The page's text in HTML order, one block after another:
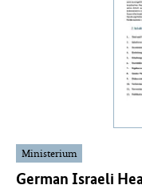
Ministerium
German Israeli